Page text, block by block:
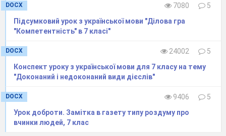
Показуючись
Милуватися
«ходити»(2 б)
Прочитайте текст і виконайте завдання до
DOCX 7080
5
Підсумковий урок з української мови "Ділова гра
"Компетентність" в 7 класі"
DOCX 24002
5
Конспект уроку з української мови для 7 класу на тему
"Доконаний і недоконаний види дієслів"
DOCX 9406
5
Урок доброти. Замітка в газету типу роздуму про
вчинки людей, 7 клас